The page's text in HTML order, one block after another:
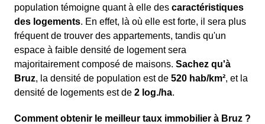
population témoigne quant à elle des caractéristiques
des logements. En effet, là où elle est forte, il sera plus
fréquent de trouver des appartements, tandis qu'un
espace à faible densité de logement sera
majoritairement composé de maisons. Sachez qu'à
Bruz, la densité de population est de 520 hab/km², et la
densité de logements est de 2 log./ha.
Comment obtenir le meilleur taux immobilier à Bruz ?